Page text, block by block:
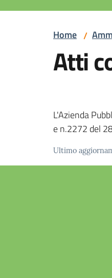
Home /
Atti
L'Azienda
e n.2272 del
Ultimo